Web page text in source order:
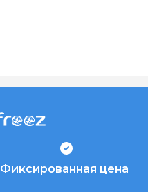
Фиксированная цена